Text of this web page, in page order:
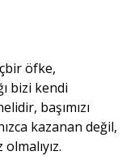
öfke,
bizi kendi
başımızı
kazanan değil,